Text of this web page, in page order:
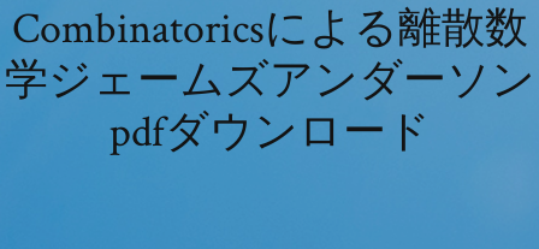
Combinatoricsによる離散数
学ジェームズアンダーソン
pdfダウンロード